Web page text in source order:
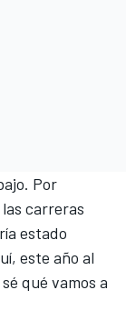
Por
carreras
estado
este año al
qué vamos a